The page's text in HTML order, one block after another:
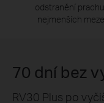
odstranění
nejmenších
70 dní bez
RV30 Plus po